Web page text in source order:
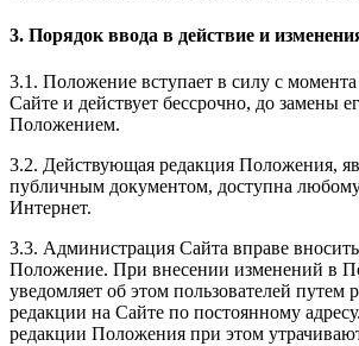
3. Порядок ввода в действие и
3.1. Положение вступает в силу с
Сайте и действует бессрочно, до замены
Положением.
3.2. Действующая редакция Положения,
публичным документом, доступна любому
Интернет.
3.3. Администрация Сайта вправе
Положение. При внесении изменений в
уведомляет об этом пользователей путем
редакции на Сайте по постоянному
редакции Положения при этом